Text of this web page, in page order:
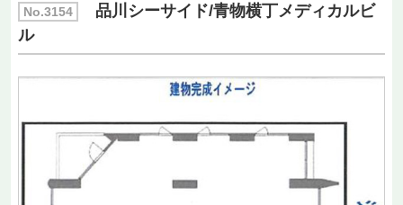
No.3154
品川シーサイド/青物横丁メディカルビ
ル